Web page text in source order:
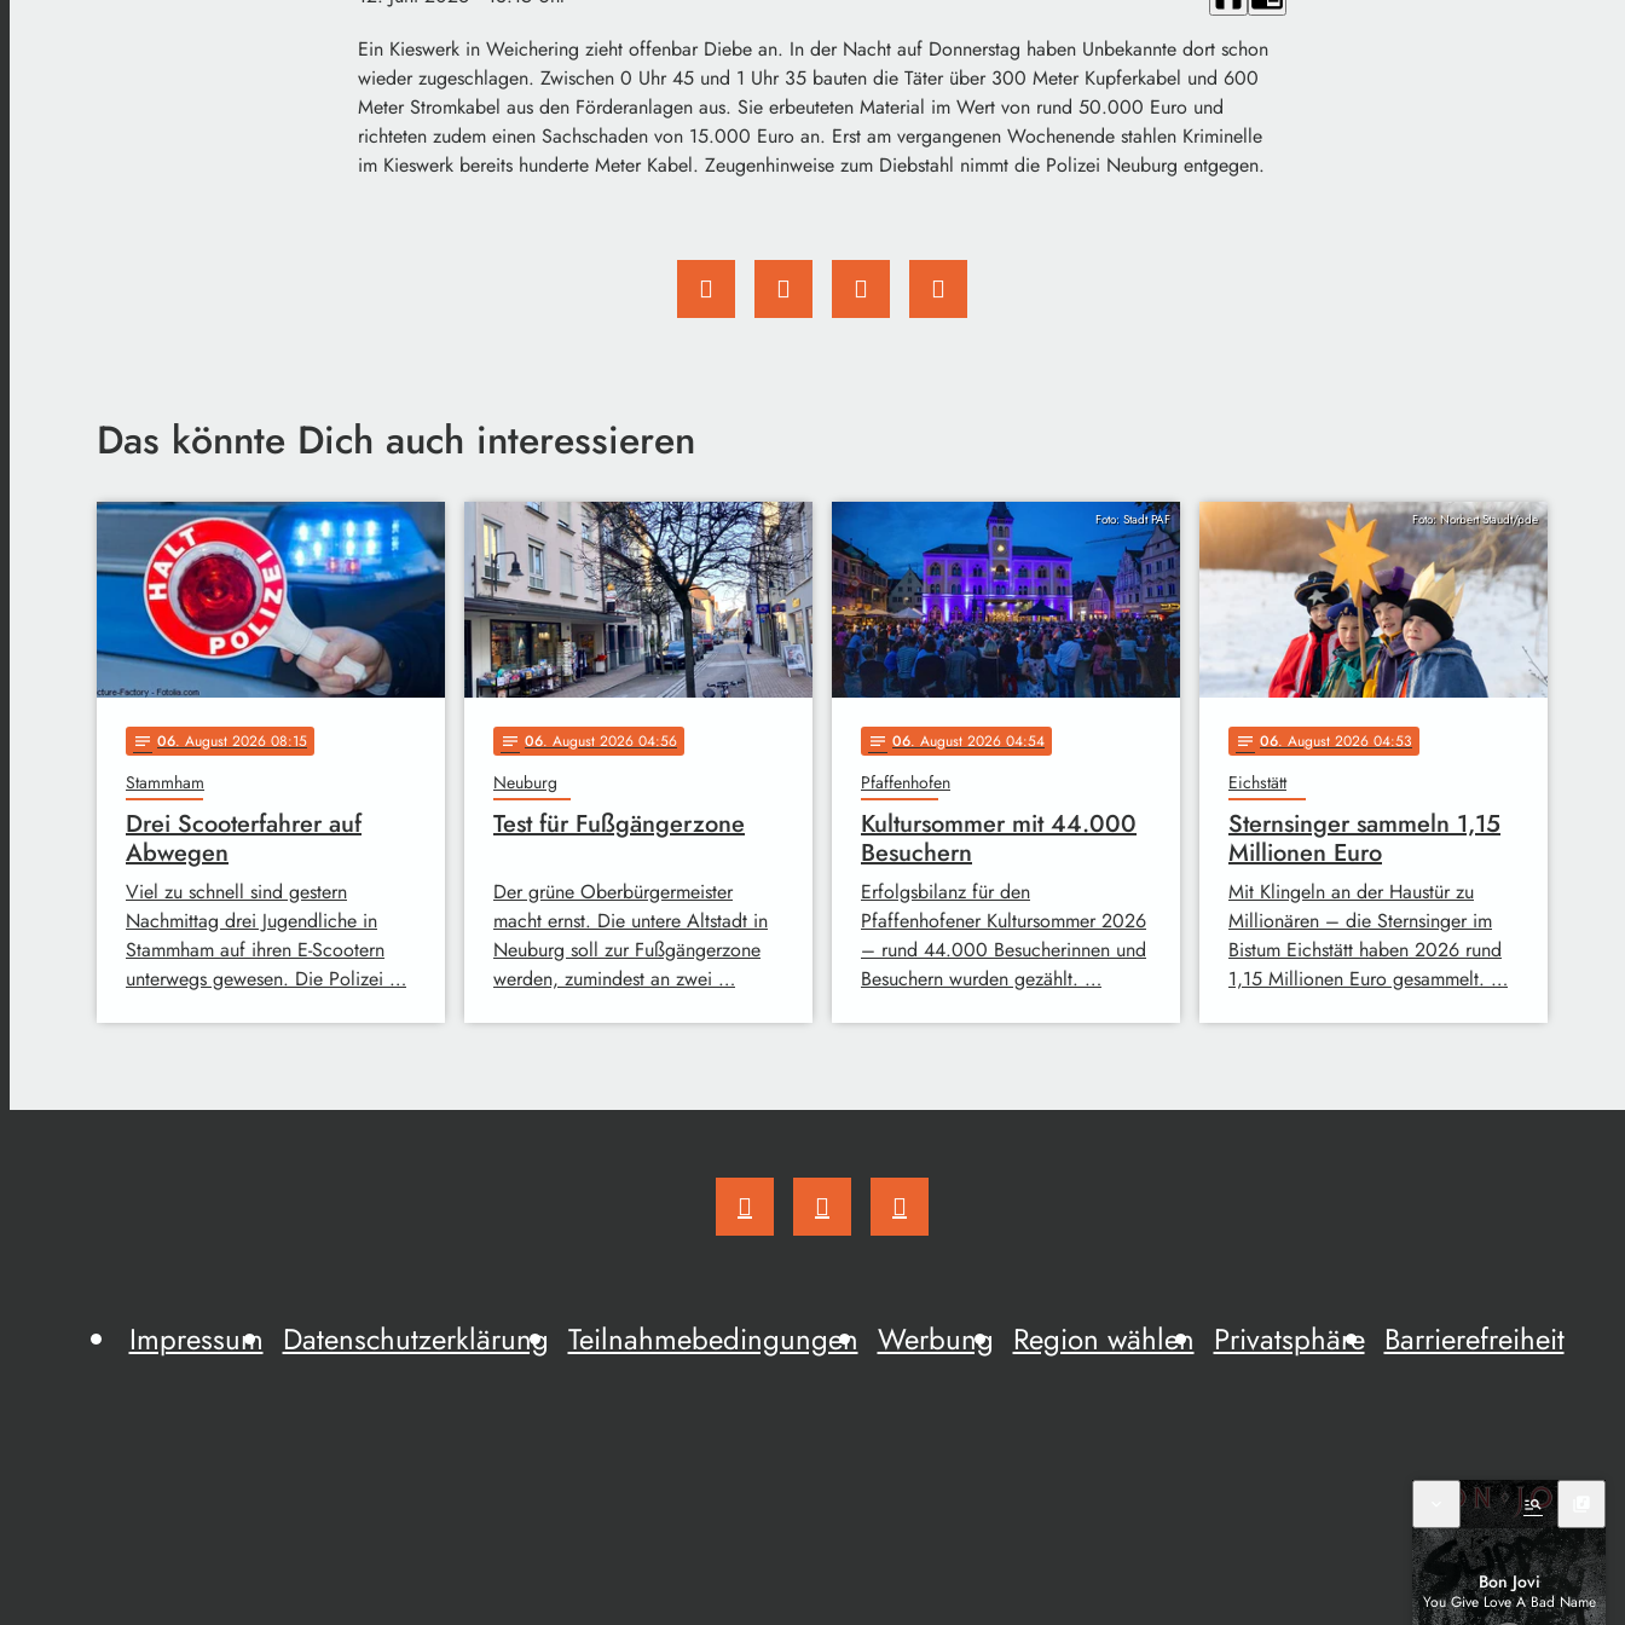
Ein Kieswerk in Weichering zieht offenbar Diebe an. In der Nacht auf Donnerstag haben Unbekannte dort schon
wieder zugeschlagen. Zwischen 0 Uhr 45 und 1 Uhr 35 bauten die Täter über 300 Meter Kupferkabel und 600
Meter Stromkabel aus den Förderanlagen aus. Sie erbeuteten Material im Wert von rund 50.000 Euro und
richteten zudem einen Sachschaden von 15.000 Euro an. Erst am vergangenen Wochenende stahlen Kriminelle
im Kieswerk bereits hunderte Meter Kabel. Zeugenhinweise zum Diebstahl nimmt die Polizei Neuburg entgegen.
Das könnte Dich auch interessieren
notes 06. August 2026 08:15
Stammham
Drei Scooterfahrer auf
Abwegen
Viel zu schnell sind gestern
Nachmittag drei Jugendliche in
Stammham auf ihren E-Scootern
unterwegs gewesen. Die Polizei …
notes 06. August 2026 04:56
Neuburg
Test für Fußgängerzone
Der grüne Oberbürgermeister
macht ernst. Die untere Altstadt in
Neuburg soll zur Fußgängerzone
werden, zumindest an zwei …
Foto: Stadt PAF
notes 06. August 2026 04:54
Pfaffenhofen
Kultursommer mit 44.000
Besuchern
Erfolgsbilanz für den
Pfaffenhofener Kultursommer 2026
– rund 44.000 Besucherinnen und
Besuchern wurden gezählt. …
Foto: Norbert Staudt/pde
notes 06. August 2026 04:53
Eichstätt
Sternsinger sammeln 1,15
Millionen Euro
Mit Klingeln an der Haustür zu
Millionären – die Sternsinger im
Bistum Eichstätt haben 2026 rund
1,15 Millionen Euro gesammelt. …
Impressum Datenschutzerklärung Teilnahmebedingungen Werbung Region wählen Privatsphäre Barrierefreiheit
manage_search
Bon Jovi
You Give Love A Bad Name